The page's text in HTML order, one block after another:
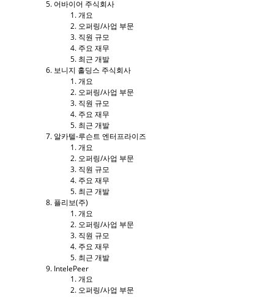
어바이어 주식회사
개요
오퍼링/사업 부문
직원 규모
주요 재무
최근 개발
보니지 홀딩스 주식회사
개요
오퍼링/사업 부문
직원 규모
주요 재무
최근 개발
알카텔-루슨트 엔터프라이즈
개요
오퍼링/사업 부문
직원 규모
주요 재무
최근 개발
플리보(주)
개요
오퍼링/사업 부문
직원 규모
주요 재무
최근 개발
IntelePeer
개요
오퍼링/사업 부문